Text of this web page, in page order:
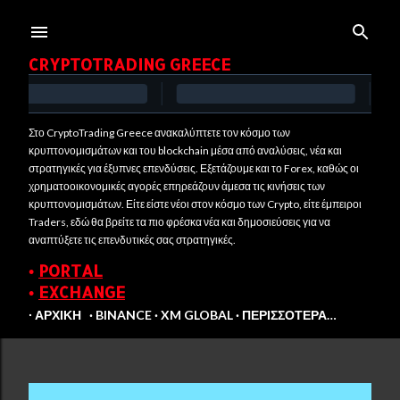
CRYPTOTRADING GREECE
Στο CryptoTrading Greece ανακαλύπτετε τον κόσμο των
κρυπτονομισμάτων και του blockchain μέσα από αναλύσεις, νέα και
στρατηγικές για έξυπνες επενδύσεις. Εξετάζουμε και το Forex, καθώς οι
χρηματοοικονομικές αγορές επηρεάζουν άμεσα τις κινήσεις των
κρυπτονομισμάτων. Είτε είστε νέοι στον κόσμο των Crypto, είτε έμπειροι
Traders, εδώ θα βρείτε τα πιο φρέσκα νέα και δημοσιεύσεις για να
αναπτύξετε τις επενδυτικές σας στρατηγικές.
• PORTAL
• EXCHANGE
∙ ΑΡΧΙΚΉ BINANCE XM GLOBAL ΠΕΡΙΣΣΌΤΕΡΑ…